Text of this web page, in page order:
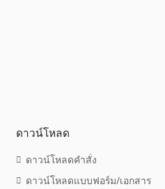
ดาวน์โหลด
ดาวน์โหลดคำสั่ง
ดาวน์โหลดแบบฟอร์ม/เอกสาร